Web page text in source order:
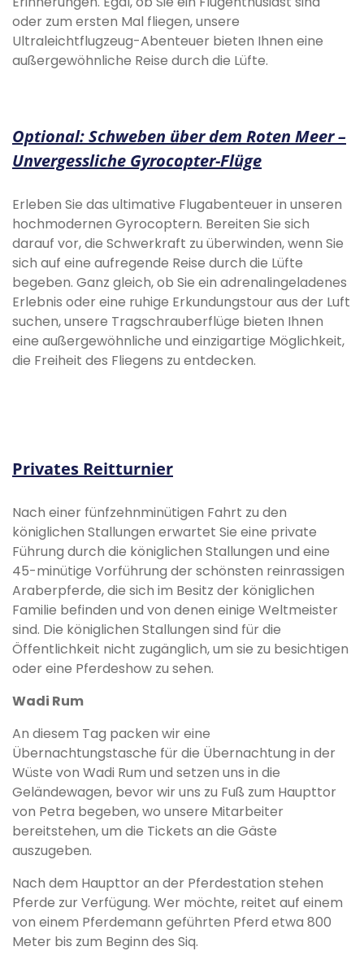
oder zum ersten Mal fliegen, unsere
Ultraleichtflugzeug-Abenteuer bieten Ihnen eine
außergewöhnliche Reise durch die Lüfte.
Optional: Schweben über dem Roten Meer –
Unvergessliche Gyrocopter-Flüge
Erleben Sie das ultimative Flugabenteuer in unseren
hochmodernen Gyrocoptern. Bereiten Sie sich
darauf vor, die Schwerkraft zu überwinden, wenn Sie
sich auf eine aufregende Reise durch die Lüfte
begeben. Ganz gleich, ob Sie ein adrenalingeladenes
Erlebnis oder eine ruhige Erkundungstour aus der Luft
suchen, unsere Tragschrauberflüge bieten Ihnen
eine außergewöhnliche und einzigartige Möglichkeit,
die Freiheit des Fliegens zu entdecken.
Privates Reitturnier
Nach einer fünfzehnminütigen Fahrt zu den
königlichen Stallungen erwartet Sie eine private
Führung durch die königlichen Stallungen und eine
45-minütige Vorführung der schönsten reinrassigen
Araberpferde, die sich im Besitz der königlichen
Familie befinden und von denen einige Weltmeister
sind. Die königlichen Stallungen sind für die
Öffentlichkeit nicht zugänglich, um sie zu besichtigen
oder eine Pferdeshow zu sehen.
Wadi Rum
An diesem Tag packen wir eine
Übernachtungstasche für die Übernachtung in der
Wüste von Wadi Rum und setzen uns in die
Geländewagen, bevor wir uns zu Fuß zum Haupttor
von Petra begeben, wo unsere Mitarbeiter
bereitstehen, um die Tickets an die Gäste
auszugeben.
Nach dem Haupttor an der Pferdestation stehen
Pferde zur Verfügung. Wer möchte, reitet auf einem
von einem Pferdemann geführten Pferd etwa 800
Meter bis zum Beginn des Siq.